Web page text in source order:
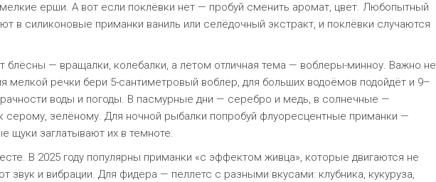
ерши. А вот если поклёвки нет — пробуй сменить аромат, цвет. Любопытный
в силиконовые приманки ваниль или селёдочный экстракт, и поклёвки случаются
блёсны — вращалки, колебалки, а летом отличная тема — воблеры-минноу. Важно не
мелкой речки бери 5-сантиметровый воблер, для больших водоёмов подойдёт и 9–
воды и погоды. В пасмурные дни — серебро и медь, в солнечные —
серому, зелёному. Для ночной рыбалки попробуй флуоресцентные приманки —
щуки заглатывают их в темноте.
В 2025 году популярны приманки «с эффектом живца», которые двигаются не
звук и вибрации. Для фидера — пеллетс с разными вкусами: клубника, кукуруза,